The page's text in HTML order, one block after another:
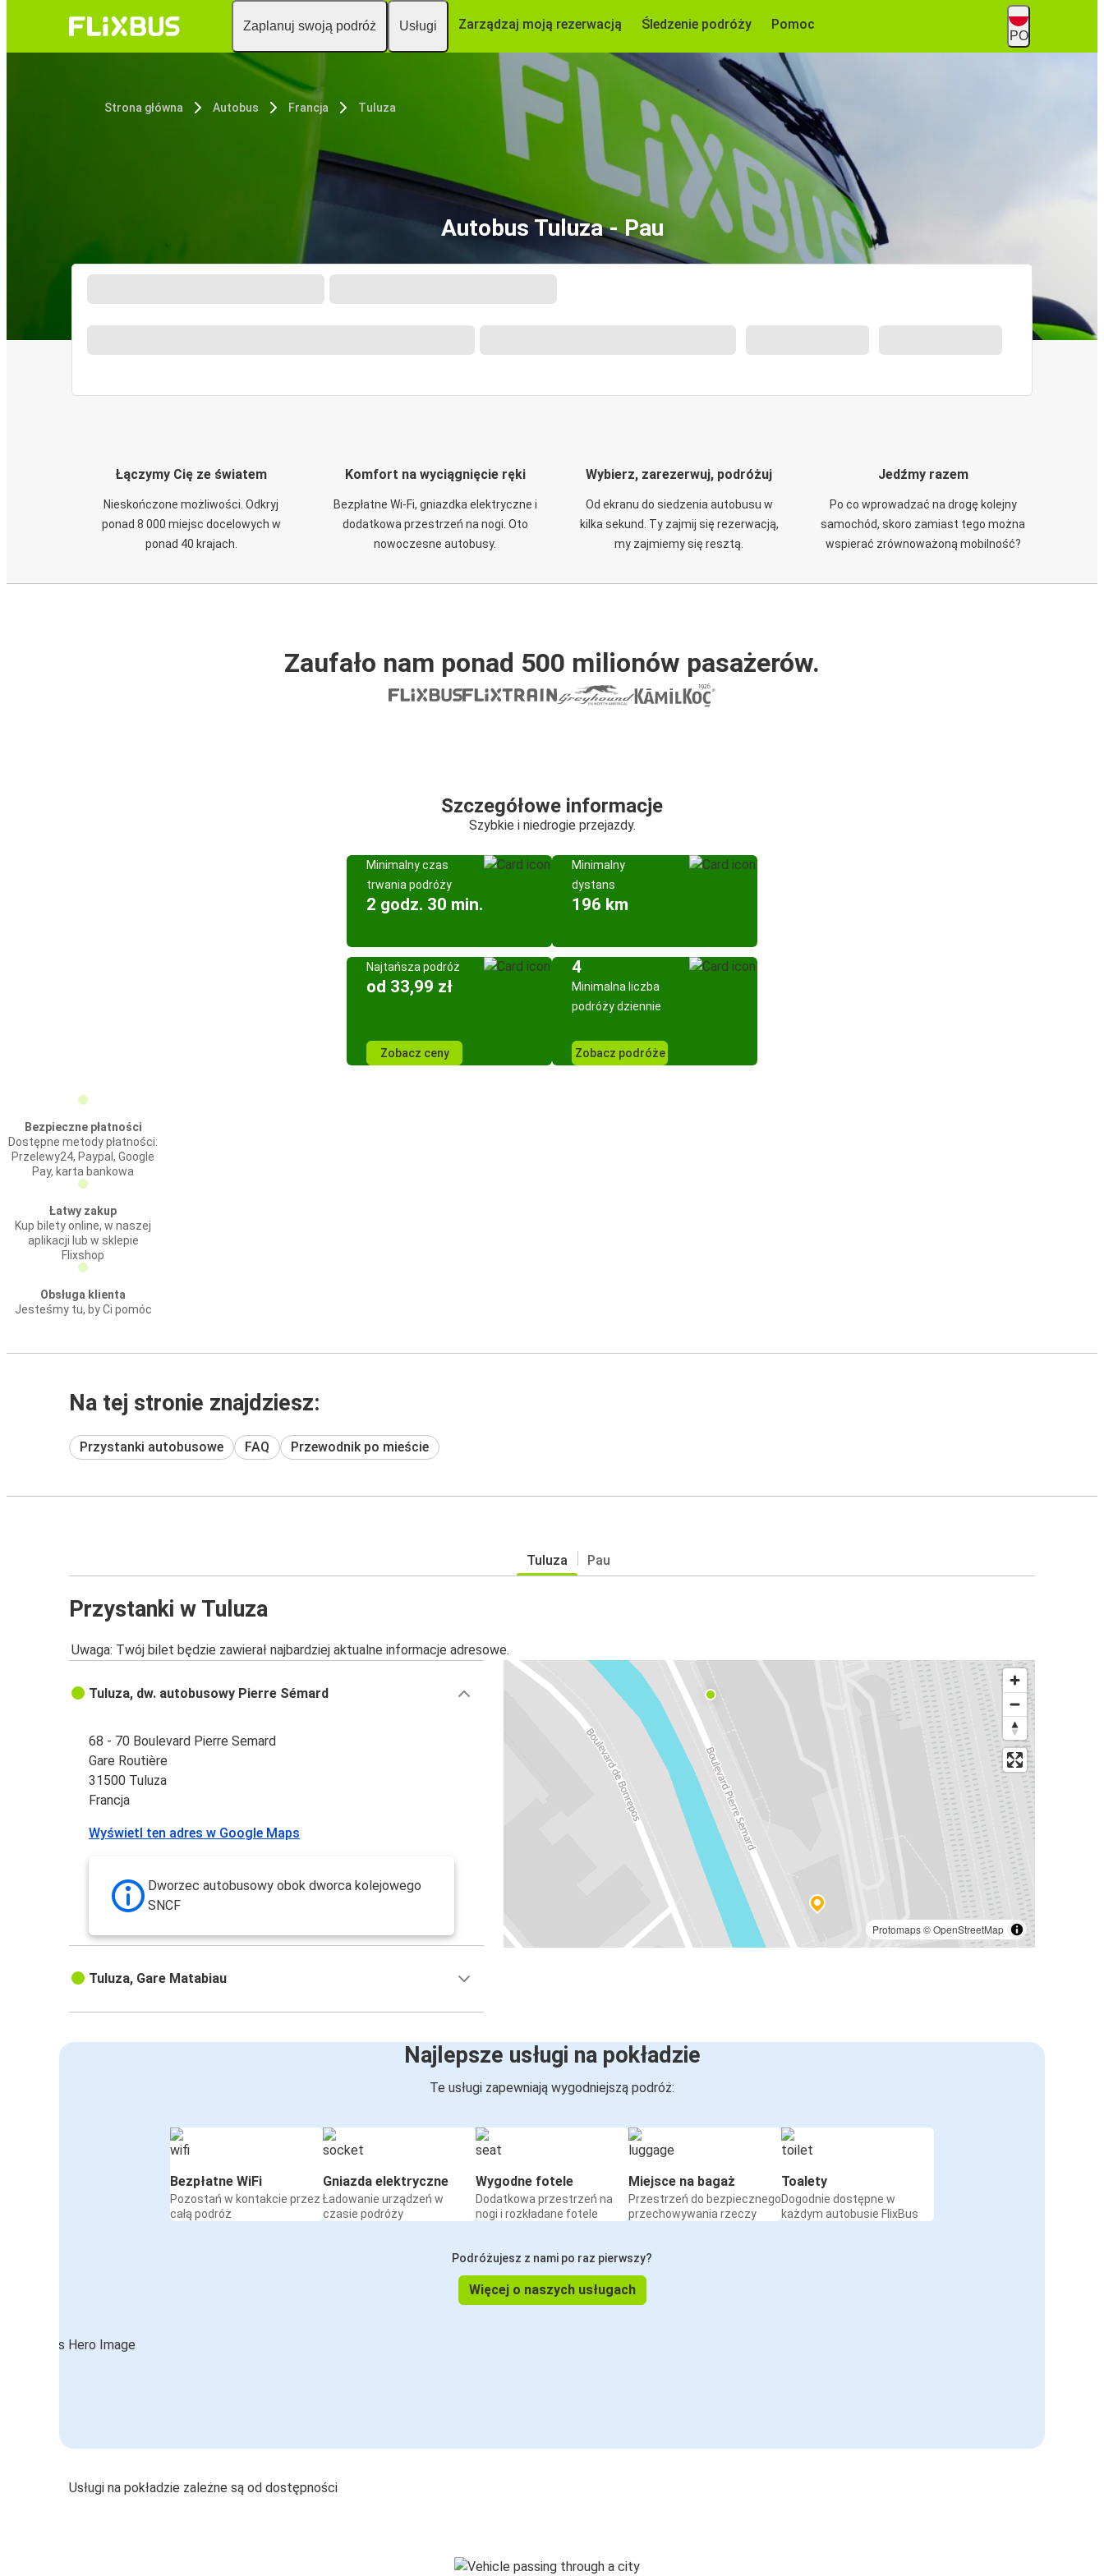
Zaplanuj swoją podróż Usługi Zarządzaj moją rezerwacją Śledzenie podróży Pomoc
PO
Strona główna Autobus Francja Tuluza
Autobus Tuluza - Pau
Łączymy Cię ze światem
Nieskończone możliwości. Odkryj
ponad 8 000 miejsc docelowych w
ponad 40 krajach.
Komfort na wyciągnięcie ręki
Bezpłatne Wi-Fi, gniazdka elektryczne i
dodatkowa przestrzeń na nogi. Oto
nowoczesne autobusy.
Wybierz, zarezerwuj, podróżuj
Od ekranu do siedzenia autobusu w
kilka sekund. Ty zajmij się rezerwacją,
my zajmiemy się resztą.
Jedźmy razem
Po co wprowadzać na drogę kolejny
samochód, skoro zamiast tego można
wspierać zrównoważoną mobilność?
Zaufało nam ponad 500 milionów pasażerów.
Szczegółowe informacje
Szybkie i niedrogie przejazdy.
Minimalny czas
trwania podróży
2 godz. 30 min.
Minimalny
dystans
196 km
Najtańsza podróż
od 33,99 zł
Zobacz ceny
4
Minimalna liczba
podróży dziennie
Zobacz podróże
Bezpieczne płatności
Dostępne metody płatności:
Przelewy24, Paypal, Google
Pay, karta bankowa
Łatwy zakup
Kup bilety online, w naszej
aplikacji lub w sklepie
Flixshop
Obsługa klienta
Jesteśmy tu, by Ci pomóc
Na tej stronie znajdziesz:
Przystanki autobusowe FAQ Przewodnik po mieście
Tuluza Pau
Przystanki w Tuluza
Uwaga: Twój bilet będzie zawierał najbardziej aktualne informacje adresowe.
Protomaps©OpenStreetMap
Tuluza, dw. autobusowy Pierre Sémard
68 - 70 Boulevard Pierre Semard
Gare Routière
31500 Tuluza
Francja
Wyświetl ten adres w Google Maps
Dworzec autobusowy obok dworca kolejowego
SNCF
Tuluza, Gare Matabiau
Najlepsze usługi na pokładzie
Te usługi zapewniają wygodniejszą podróż:
Bezpłatne WiFi
Pozostań w kontakcie przez
całą podróż
Gniazda elektryczne
Ładowanie urządzeń w
czasie podróży
Wygodne fotele
Dodatkowa przestrzeń na
nogi i rozkładane fotele
Miejsce na bagaż
Przestrzeń do bezpiecznego
przechowywania rzeczy
Toalety
Dogodnie dostępne w
każdym autobusie FlixBus
Podróżujesz z nami po raz pierwszy?
Więcej o naszych usługach
Usługi na pokładzie zależne są od dostępności